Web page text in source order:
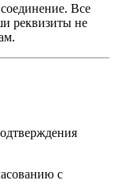
Все
реквизиты не
с